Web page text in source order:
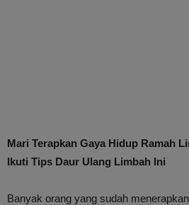
Mari Terapkan Gaya Hidup Ramah
Ikuti Tips Daur Ulang Limbah Ini
Banyak orang yang sudah